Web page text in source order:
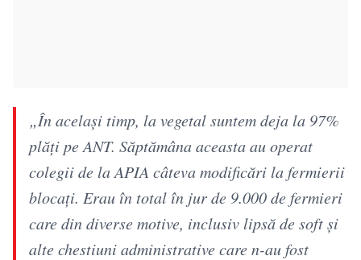
„În acelaşi timp, la vegetal suntem deja la 97%
plăţi pe ANT. Săptămâna aceasta au operat
colegii de la APIA câteva modificări la fermierii
blocaţi. Erau în total în jur de 9.000 de fermieri
care din diverse motive, inclusiv lipsă de soft şi
alte chestiuni administrative care n-au fost